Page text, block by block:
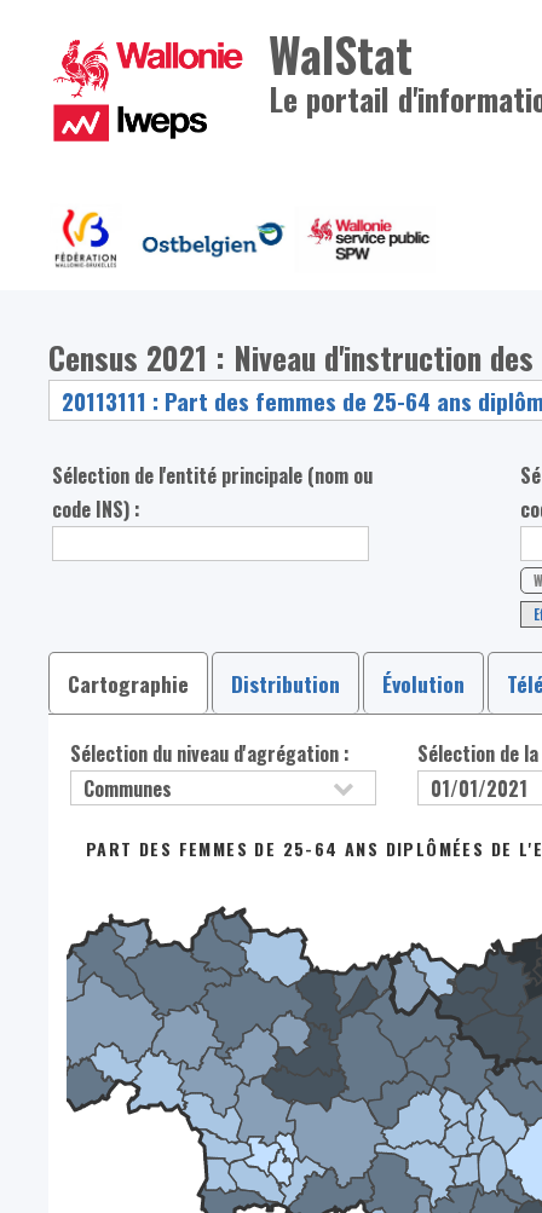
WalStat
Le portail
Census 2021 : Niveau d'instruction
Sélection de l'entité principale (nom ou
code INS) :
Cartographie Distribution Évolution
Sélection du niveau d'agrégation : Sélection de
PART DES FEMMES DE 25-64 ANS DIPLÔMÉES DE